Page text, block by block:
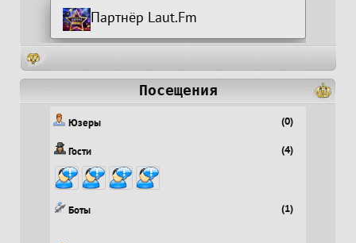
Партнёр Laut.Fm
Посещения
Юзеры (0)
Гости (4)
Боты (1)